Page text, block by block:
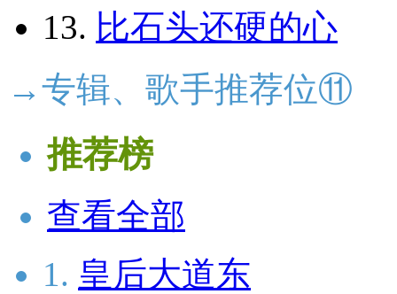
13. 比石头还硬的心
→专辑、歌手推荐位⑪
推荐榜
查看全部
1. 皇后大道东